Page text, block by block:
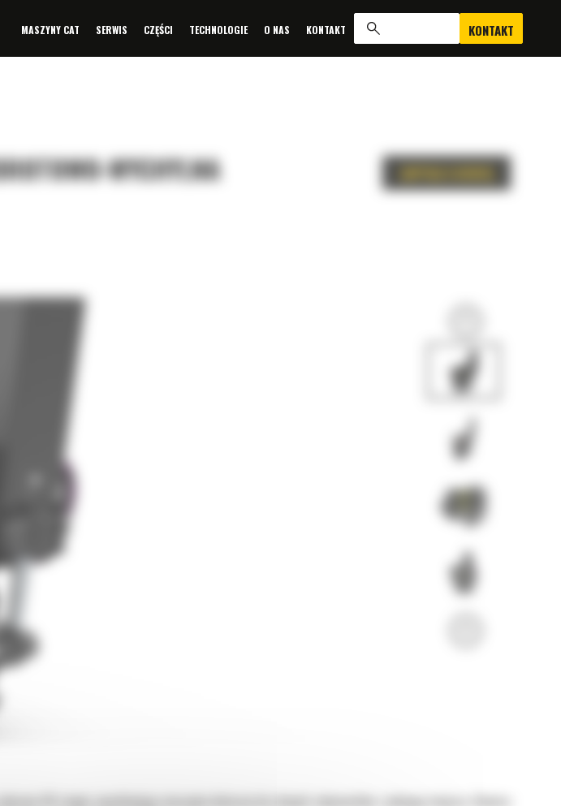
MASZYNY CAT SERWIS CZĘŚCI TECHNOLOGIE O NAS KONTAKT KONTAKT
WYCHYLNA
40 stopni, umożliwiając maszynie dotarcie do różnych zakamarków z jednego miejsca. Głowica